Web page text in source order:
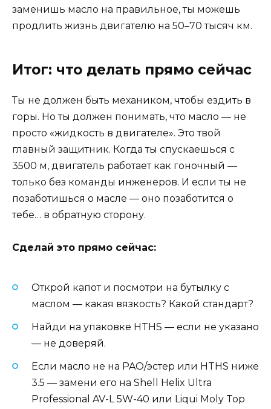
заменишь масло на правильное, ты можешь
продлить жизнь двигателю на 50–70 тысяч км.
Итог: что делать прямо сейчас
Ты не должен быть механиком, чтобы ездить в
горы. Но ты должен понимать, что масло — не
просто «жидкость в двигателе». Это твой
главный защитник. Когда ты спускаешься с
3500 м, двигатель работает как гоночный —
только без команды инженеров. И если ты не
позаботишься о масле — оно позаботится о
тебе… в обратную сторону.
Сделай это прямо сейчас:
Открой капот и посмотри на бутылку с
маслом — какая вязкость? Какой стандарт?
Найди на упаковке HTHS — если не указано
— не доверяй.
Если масло не на PAO/эстер или HTHS ниже
3.5 — замени его на Shell Helix Ultra
Professional AV-L 5W-40 или Liqui Moly Top